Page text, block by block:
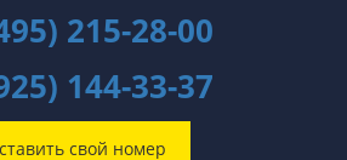
215-28-00
144-33-37
свой номер